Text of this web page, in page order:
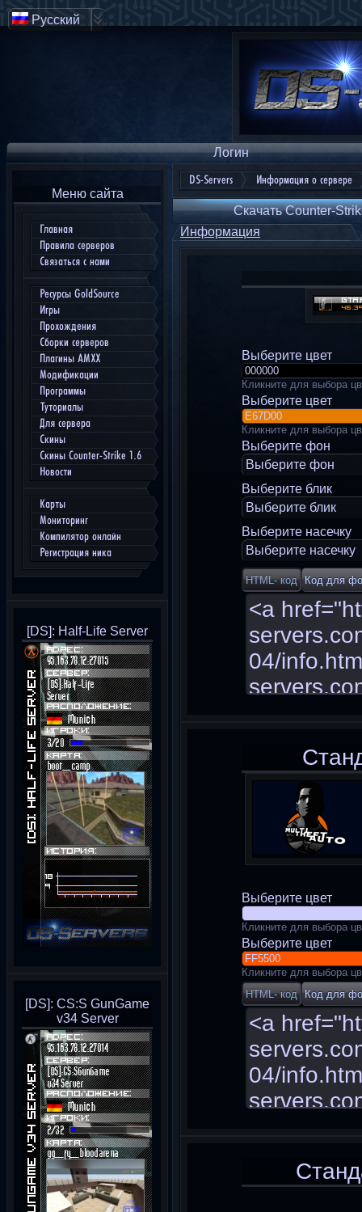
Логин
Меню сайта
Главная
Правила серверов
Связаться с нами
Ресурсы GoldSource
Игры
Прохождения
Сборки серверов
Плагины AMXX
Модификации
Программы
Туториалы
Для сервера
Скины
Скины Counter-Strike 1.6
Новости
Карты
Мониторинг
Компилятор онлайн
Регистрация ника
[DS]: Half-Life Server
[DS]: CS:S GunGame
v34 Server
DS-Servers Информация о сервере
Скачать Counter-
Информация
Выберите цвет
Кликните для выбора
Выберите цвет
Кликните для выбора
Выберите фон
Выберите фон
Выберите блик
Выберите блик
Выберите насечку
Выберите насечку
Выберите цвет
Кликните для выбора
Выберите цвет
Кликните для выбора
Русский